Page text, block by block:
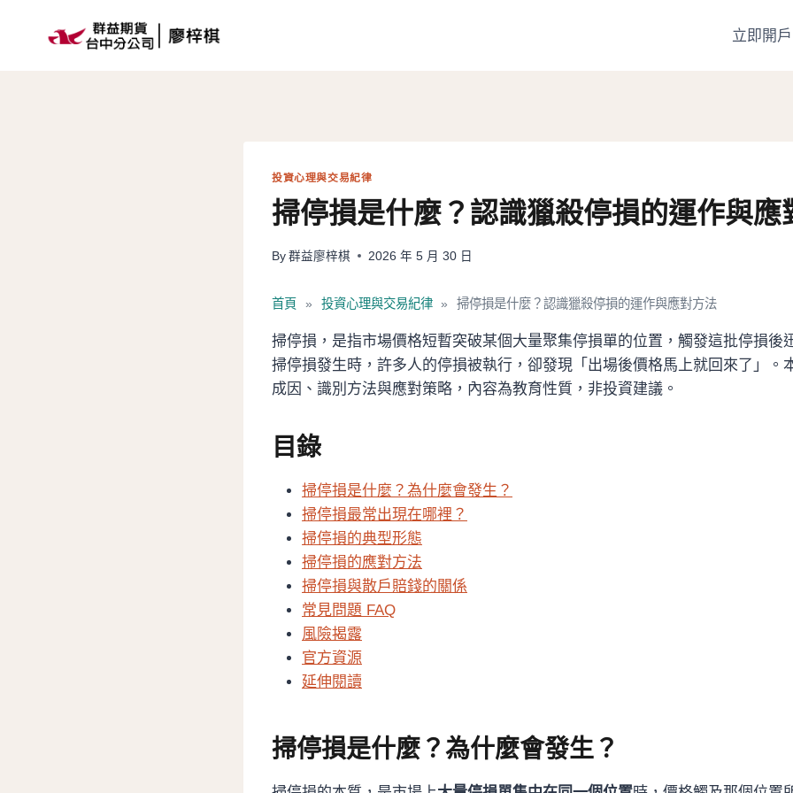
立即開戶
投資心理與交易紀律
掃停損是什麼？認識獵殺停損的運作與應
By 群益廖梓棋 2026 年 5 月 30 日
首頁 » 投資心理與交易紀律 » 掃停損是什麼？認識獵殺停損的運作與應對方法
掃停損，是指市場價格短暫突破某個大量聚集停損單的位置，觸發這批停損後
掃停損發生時，許多人的停損被執行，卻發現「出場後價格馬上就回來了」。
成因、識別方法與應對策略，內容為教育性質，非投資建議。
目錄
掃停損是什麼？為什麼會發生？
掃停損最常出現在哪裡？
掃停損的典型形態
掃停損的應對方法
掃停損與散戶賠錢的關係
常見問題 FAQ
風險揭露
官方資源
延伸閱讀
掃停損是什麼？為什麼會發生？